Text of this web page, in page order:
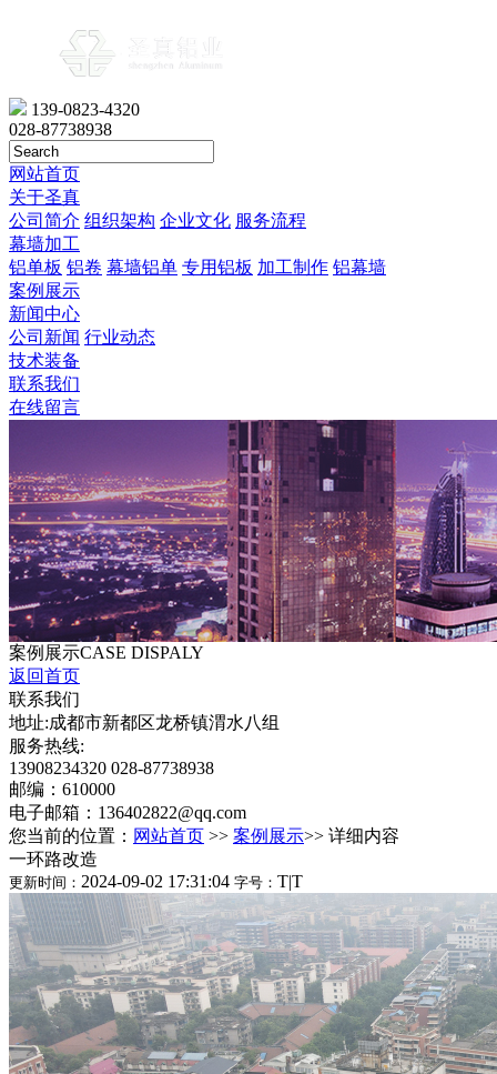
139-0823-4320
028-87738938
网站首页
关于圣真
公司简介 组织架构 企业文化 服务流程
幕墙加工
铝单板 铝卷 幕墙铝单 专用铝板 加工制作 铝幕墙
案例展示
新闻中心
公司新闻 行业动态
技术装备
联系我们
在线留言
案例展示CASE DISPALY
返回首页
联系我们
地址:成都市新都区龙桥镇渭水八组
服务热线:
13908234320 028-87738938
邮编：610000
电子邮箱：136402822@qq.com
您当前的位置： 网站首页 >> 案例展示>> 详细内容
一环路改造
更新时间： 2024-09-02 17:31:04 字号： T|T